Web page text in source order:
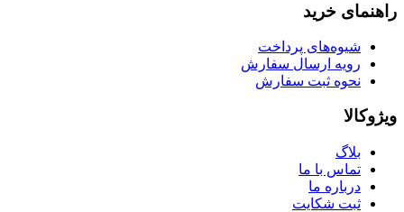
راهنمای خرید
شیوه‌های پرداخت
رویه ارسال سفارش
نحوه ثبت سفارش
ویژوکالا
بلاگ
تماس با ما
درباره ما
ثبت شکایت